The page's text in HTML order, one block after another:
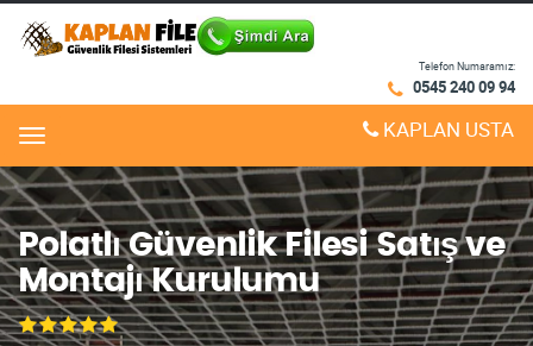
Telefon Numaramız:
0545 240 09 94
Menu KAPLAN USTA
Polatlı Güvenlik Filesi Satış ve
Montajı Kurulumu